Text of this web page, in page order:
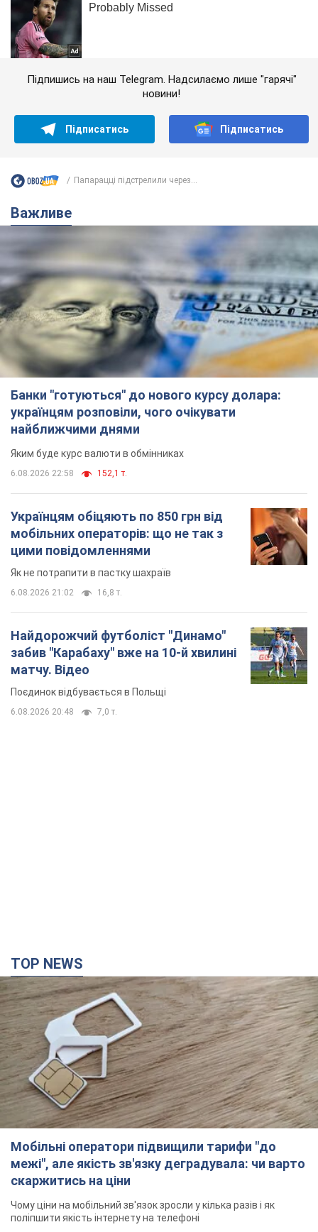
Підпишись на наш Telegram. Надсилаємо лише "гарячі"
новини!
Підписатись Підписатись
Папарацці підстрелили через...
Важливе
Банки "готуються" до нового курсу долара:
українцям розповіли, чого очікувати
найближчими днями
Яким буде курс валюти в обмінниках
6.08.2026 22:58 152,1 т.
Українцям обіцяють по 850 грн від
мобільних операторів: що не так з
цими повідомленнями
Як не потрапити в пастку шахраїв
6.08.2026 21:02 16,8 т.
Найдорожчий футболіст "Динамо"
забив "Карабаху" вже на 10-й хвилині
матчу. Відео
Поєдинок відбувається в Польщі
6.08.2026 20:48 7,0 т.
TOP NEWS
Мобільні оператори підвищили тарифи "до
межі", але якість зв'язку деградувала: чи варто
скаржитись на ціни
Чому ціни на мобільний зв'язок зросли у кілька разів і як
поліпшити якість інтернету на телефоні